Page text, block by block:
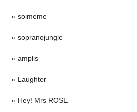
soimeme
sopranojungle
amplis
Laughter
Hey! Mrs ROSE